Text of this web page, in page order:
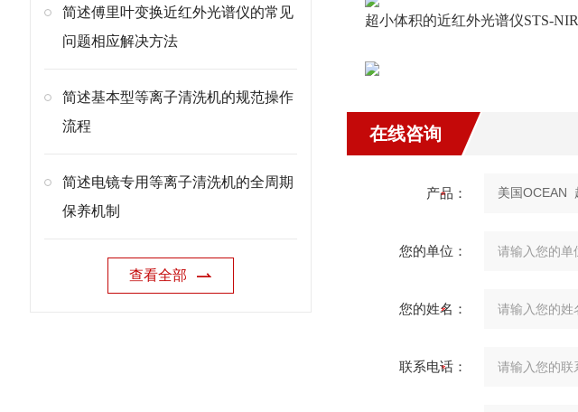
简述傅里叶变换近红外光谱仪的常见
问题相应解决方法
简述基本型等离子清洗机的规范操作
流程
简述电镜专用等离子清洗机的全周期
保养机制
查看全部
超小体积的近红外光谱仪STS-NIR
在线咨询
产品：
您的单位：
您的姓名：
联系电话：